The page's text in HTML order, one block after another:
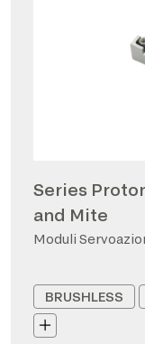
Series
and Mite
Moduli
BRUSHLESS